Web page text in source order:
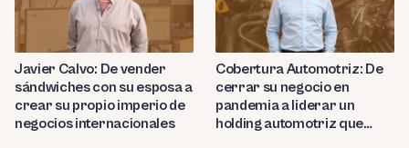
Javier Calvo: De vender
sándwiches con su esposa a
crear su propio imperio de
negocios internacionales
Cobertura Automotriz: De
cerrar su negocio en
pandemia a liderar un
holding automotriz que